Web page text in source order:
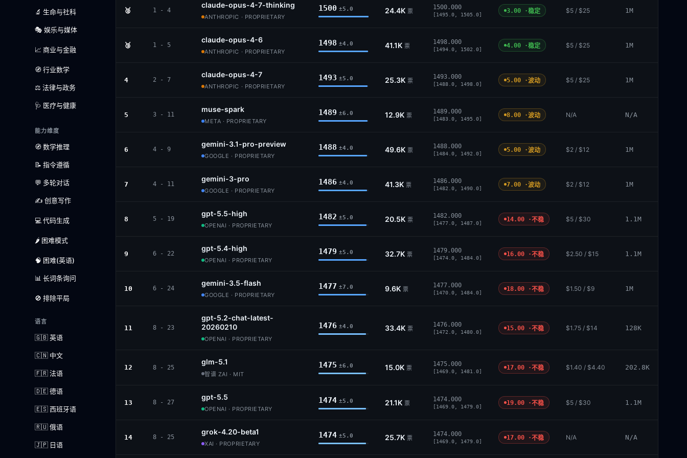
🔬 生命与社科
🎭 娱乐与媒体
📈 商业与金融
🧭 行业数学
⚖️ 法律与政务
🩺 医疗与健康
能力维度
🧭 数学推理
📝 指令遵循
💬 多轮对话
✍️ 创意写作
💻 代码生成
🌶️ 困难模式
🧠 困难(英语)
📊 长词条询问
🚫 排除平局
语言
🇬🇧 英语
🇨🇳 中文
🇫🇷 法语
🇩🇪 德语
🇪🇸 西班牙语
🇷🇺 俄语
🇯🇵 日语
🥈 1 - 4
claude-opus-4-7-thinking
ANTHROPIC · PROPRIETARY
1500 ±5.0 24.4K 票
1500.000
[1495.0, 1505.0]
3.00 ·稳定 $5 / $25 1M
🥉 1 - 5
claude-opus-4-6
ANTHROPIC · PROPRIETARY
1498 ±4.0 41.1K 票
1498.000
[1494.0, 1502.0]
4.00 ·稳定 $5 / $25 1M
4 2 - 7
claude-opus-4-7
ANTHROPIC · PROPRIETARY
1493 ±5.0 25.3K 票
1493.000
[1488.0, 1498.0]
5.00 ·波动 $5 / $25 1M
5 3 - 11
muse-spark
META · PROPRIETARY
1489 ±6.0 12.9K 票
1489.000
[1483.0, 1495.0]
8.00 ·波动 N/A N/A
6 4 - 9
gemini-3.1-pro-preview
GOOGLE · PROPRIETARY
1488 ±4.0 49.6K 票
1488.000
[1484.0, 1492.0]
5.00 ·波动 $2 / $12 1M
7 4 - 11
gemini-3-pro
GOOGLE · PROPRIETARY
1486 ±4.0 41.3K 票
1486.000
[1482.0, 1490.0]
7.00 ·波动 $2 / $12 1M
8 5 - 19
gpt-5.5-high
OPENAI · PROPRIETARY
1482 ±5.0 20.5K 票
1482.000
[1477.0, 1487.0]
14.00 ·不稳 $5 / $30 1.1M
9 6 - 22
gpt-5.4-high
OPENAI · PROPRIETARY
1479 ±5.0 32.7K 票
1479.000
[1474.0, 1484.0]
16.00 ·不稳 $2.50 / $15 1.1M
10 6 - 24
gemini-3.5-flash
GOOGLE · PROPRIETARY
1477 ±7.0 9.6K 票
1477.000
[1470.0, 1484.0]
18.00 ·不稳 $1.50 / $9 1M
11 8 - 23
gpt-5.2-chat-latest-
20260210
OPENAI · PROPRIETARY
1476 ±4.0 33.4K 票
1476.000
[1472.0, 1480.0]
15.00 ·不稳 $1.75 / $14 128K
12 8 - 25
glm-5.1
智谱 ZAI · MIT
1475 ±6.0 15.0K 票
1475.000
[1469.0, 1481.0]
17.00 ·不稳 $1.40 / $4.40 202.8K
13 8 - 27
gpt-5.5
OPENAI · PROPRIETARY
1474 ±5.0 21.1K 票
1474.000
[1469.0, 1479.0]
19.00 ·不稳 $5 / $30 1.1M
14 8 - 25
grok-4.20-beta1
XAI · PROPRIETARY
1474 ±5.0 25.7K 票
1474.000
[1469.0, 1479.0]
17.00 ·不稳 N/A N/A